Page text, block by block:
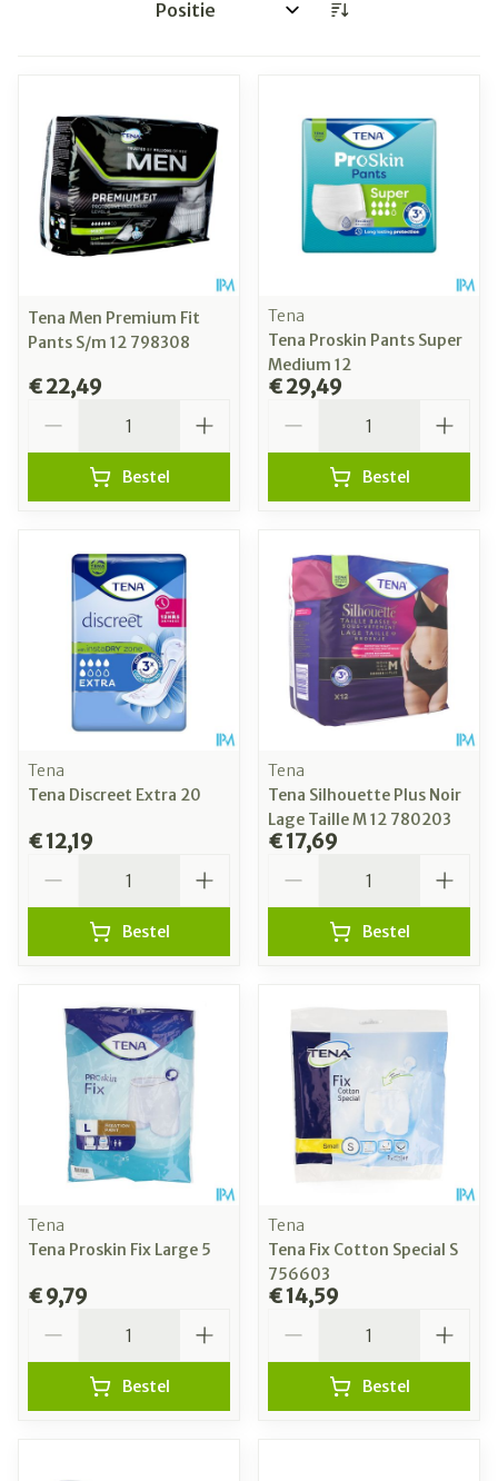
Sorteer op:
Tena Men Premium Fit
Pants S/m 12 798308
€ 22,49
Bestel
Tena
Tena Proskin Pants Super
Medium 12
€ 29,49
Bestel
Tena
Tena Discreet Extra 20
€ 12,19
Bestel
Tena
Tena Silhouette Plus Noir
Lage Taille M 12 780203
€ 17,69
Bestel
Tena
Tena Proskin Fix Large 5
€ 9,79
Bestel
Tena
Tena Fix Cotton Special S
756603
€ 14,59
Bestel